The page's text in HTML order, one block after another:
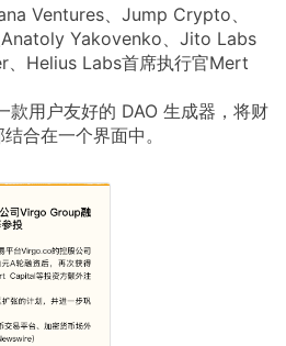
Ventures、Jump Crypto、
Yakovenko、Jito Labs
、Helius Labs首席执行官Mert
款用户友好的 DAO 生成器，将财
合在一个界面中。